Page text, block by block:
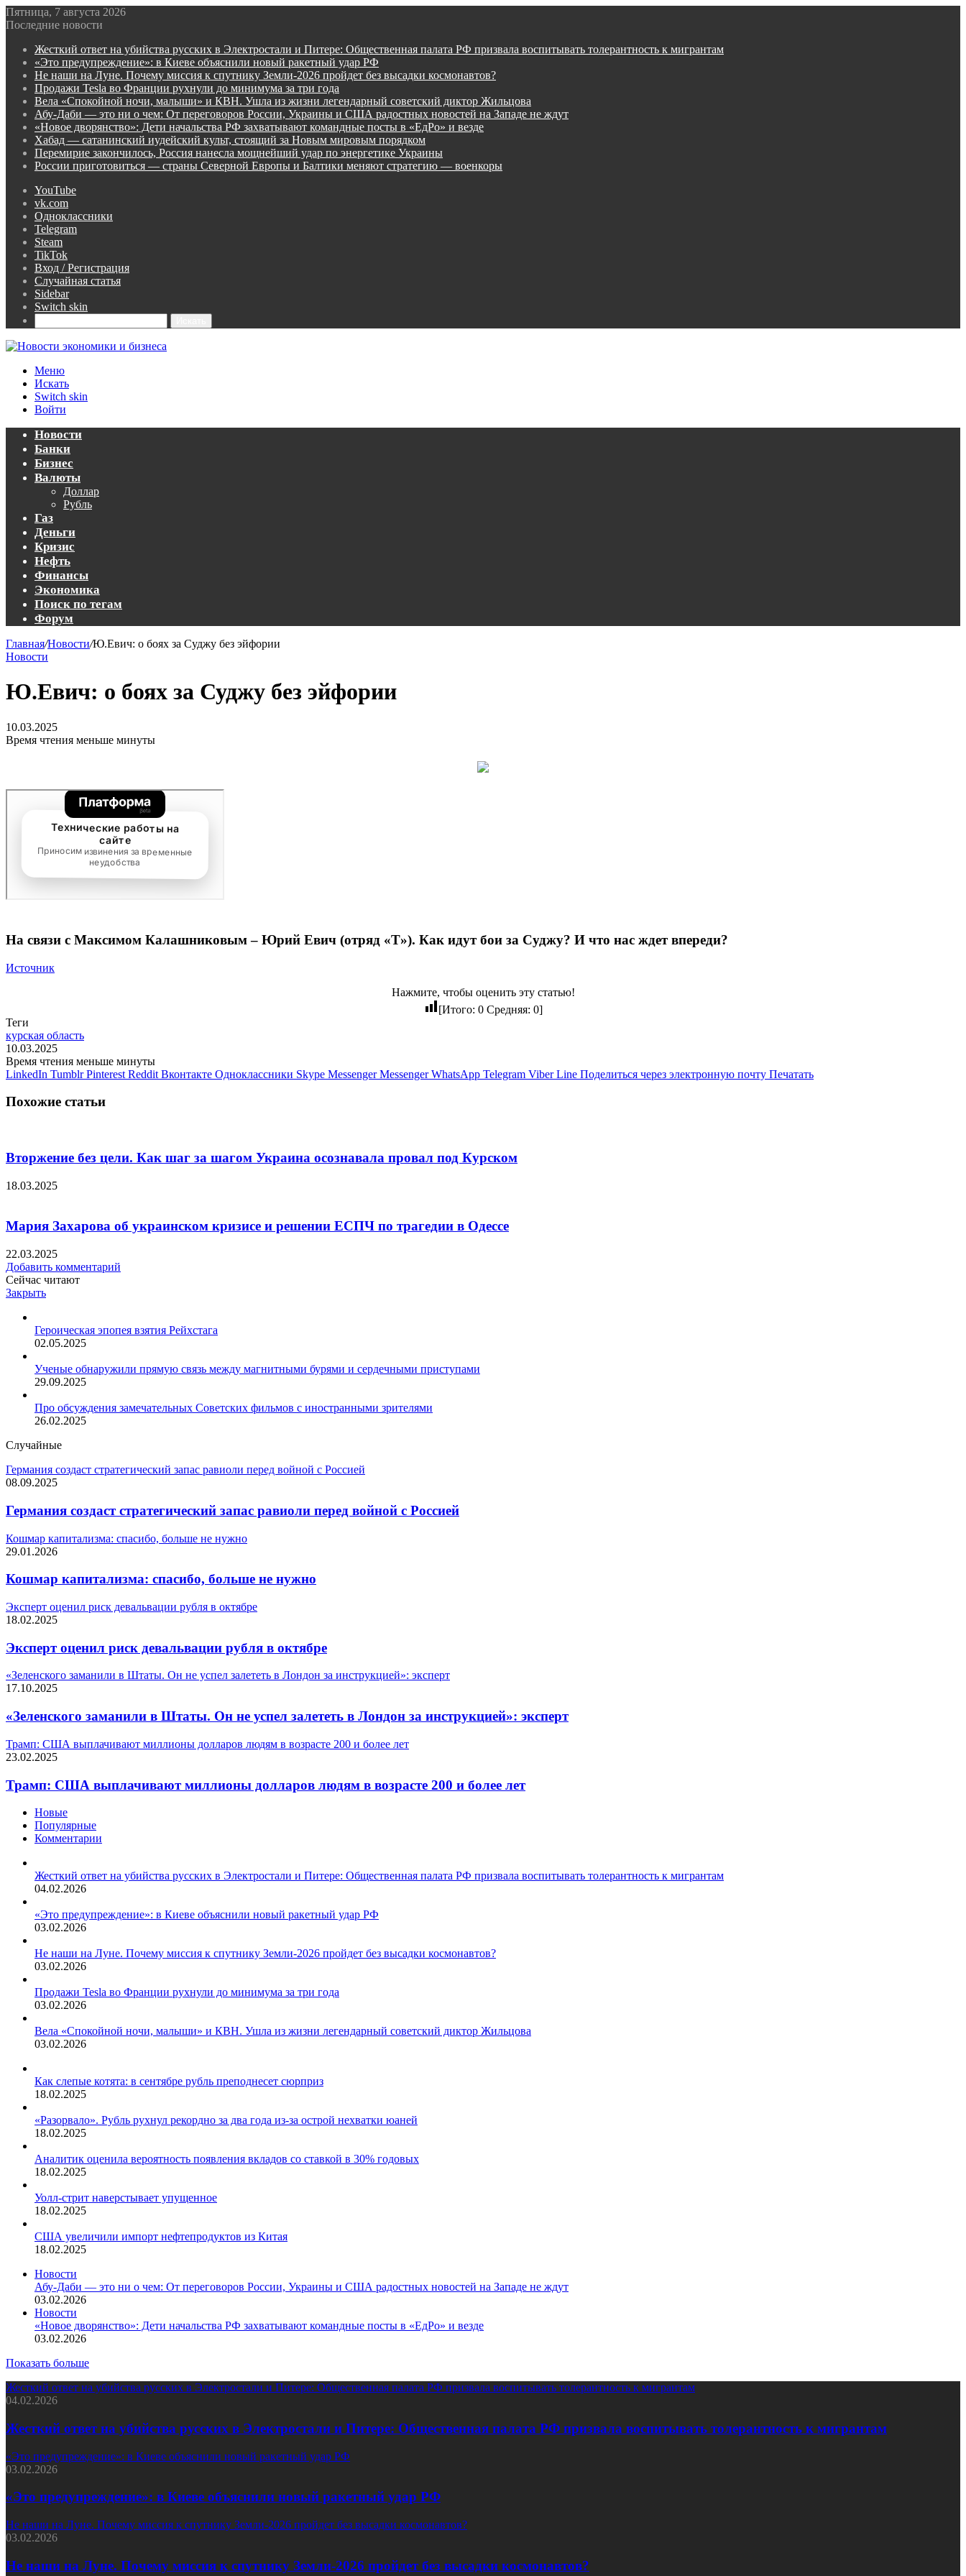
Пятница, 7 августа 2026
Последние новости
Жесткий ответ на убийства русских в Электростали и Питере: Общественная палата РФ призвала воспитывать толерантность к мигрантам
«Это предупреждение»: в Киеве объяснили новый ракетный удар РФ
Не наши на Луне. Почему миссия к спутнику Земли-2026 пройдет без высадки космонавтов?
Продажи Tesla во Франции рухнули до минимума за три года
Вела «Спокойной ночи, малыши» и КВН. Ушла из жизни легендарный советский диктор Жильцова
Абу-Даби — это ни о чем: От переговоров России, Украины и США радостных новостей на Западе не ждут
«Новое дворянство»: Дети начальства РФ захватывают командные посты в «ЕдРо» и везде
Хабад — сатанинский иудейский культ, стоящий за Новым мировым порядком
Перемирие закончилось, Россия нанесла мощнейший удар по энергетике Украины
России приготовиться — страны Северной Европы и Балтики меняют стратегию — военкоры
YouTube
vk.com
Одноклассники
Telegram
Steam
TikTok
Вход / Регистрация
Случайная статья
Sidebar
Switch skin
Меню
Искать
Switch skin
Войти
Новости
Банки
Бизнес
Валюты
Доллар
Рубль
Газ
Деньги
Кризис
Нефть
Финансы
Экономика
Поиск по тегам
Форум
Главная/Новости/Ю.Евич: о боях за Суджу без эйфории
Новости
Ю.Евич: о боях за Суджу без эйфории
10.03.2025
Время чтения меньше минуты
На связи с Максимом Калашниковым – Юрий Евич (отряд «Т»). Как идут бои за Суджу? И что нас ждет впереди?
Источник
Нажмите, чтобы оценить эту статью!
[Итого: 0Средняя: 0]
Теги
курская область
10.03.2025
Время чтения меньше минуты
LinkedIn Tumblr Pinterest Reddit Вконтакте Одноклассники Skype Messenger Messenger WhatsApp Telegram Viber Line Поделиться через электронную почту Печатать
Похожие статьи
Вторжение без цели. Как шаг за шагом Украина осознавала провал под Курском
18.03.2025
Мария Захарова об украинском кризисе и решении ЕСПЧ по трагедии в Одессе
22.03.2025
Добавить комментарий
Сейчас читают
Закрыть
Героическая эпопея взятия Рейхстага
02.05.2025
Ученые обнаружили прямую связь между магнитными бурями и сердечными приступами
29.09.2025
Про обсуждения замечательных Советских фильмов с иностранными зрителями
26.02.2025
Случайные
Германия создаст стратегический запас равиоли перед войной с Россией
08.09.2025
Германия создаст стратегический запас равиоли перед войной с Россией
Кошмар капитализма: спасибо, больше не нужно
29.01.2026
Кошмар капитализма: спасибо, больше не нужно
Эксперт оценил риск девальвации рубля в октябре
18.02.2025
Эксперт оценил риск девальвации рубля в октябре
«Зеленского заманили в Штаты. Он не успел залететь в Лондон за инструкцией»: эксперт
17.10.2025
«Зеленского заманили в Штаты. Он не успел залететь в Лондон за инструкцией»: эксперт
Трамп: США выплачивают миллионы долларов людям в возрасте 200 и более лет
23.02.2025
Трамп: США выплачивают миллионы долларов людям в возрасте 200 и более лет
Новые
Популярные
Комментарии
Жесткий ответ на убийства русских в Электростали и Питере: Общественная палата РФ призвала воспитывать толерантность к мигрантам
04.02.2026
«Это предупреждение»: в Киеве объяснили новый ракетный удар РФ
03.02.2026
Не наши на Луне. Почему миссия к спутнику Земли-2026 пройдет без высадки космонавтов?
03.02.2026
Продажи Tesla во Франции рухнули до минимума за три года
03.02.2026
Вела «Спокойной ночи, малыши» и КВН. Ушла из жизни легендарный советский диктор Жильцова
03.02.2026
Как слепые котята: в сентябре рубль преподнесет сюрприз
18.02.2025
«Разорвало». Рубль рухнул рекордно за два года из-за острой нехватки юаней
18.02.2025
Аналитик оценила вероятность появления вкладов со ставкой в 30% годовых
18.02.2025
Уолл-стрит наверстывает упущенное
18.02.2025
США увеличили импорт нефтепродуктов из Китая
18.02.2025
Новости
Абу-Даби — это ни о чем: От переговоров России, Украины и США радостных новостей на Западе не ждут
03.02.2026
Новости
«Новое дворянство»: Дети начальства РФ захватывают командные посты в «ЕдРо» и везде
03.02.2026
Показать больше
Жесткий ответ на убийства русских в Электростали и Питере: Общественная палата РФ призвала воспитывать толерантность к мигрантам
04.02.2026
Жесткий ответ на убийства русских в Электростали и Питере: Общественная палата РФ призвала воспитывать толерантность к мигрантам
«Это предупреждение»: в Киеве объяснили новый ракетный удар РФ
03.02.2026
«Это предупреждение»: в Киеве объяснили новый ракетный удар РФ
Не наши на Луне. Почему миссия к спутнику Земли-2026 пройдет без высадки космонавтов?
03.02.2026
Не наши на Луне. Почему миссия к спутнику Земли-2026 пройдет без высадки космонавтов?